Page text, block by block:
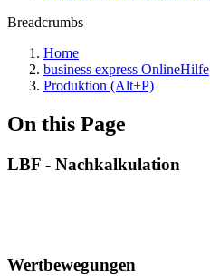
Breadcrumbs
Home
business express OnlineHilfe
Produktion (Alt+P)
On this Page
LBF - Nachkalkulation
Wertbewegungen